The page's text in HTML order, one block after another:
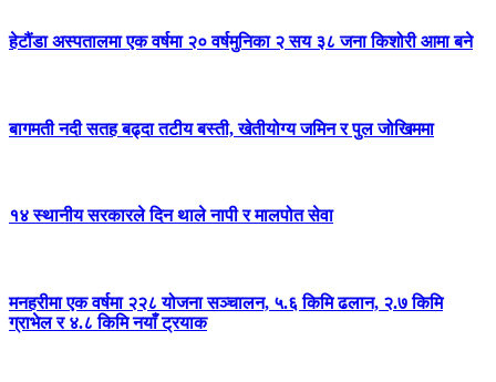
हेटौंडा अस्पतालमा एक वर्षमा २० वर्षमुनिका २ सय ३८ जना किशोरी आमा बने
बागमती नदी सतह बढ्दा तटीय बस्ती, खेतीयोग्य जमिन र पुल जोखिममा
१४ स्थानीय सरकारले दिन थाले नापी र मालपोत सेवा
मनहरीमा एक वर्षमा २२८ योजना सञ्चालन, ५.६ किमि ढलान, २.७ किमि
ग्राभेल र ४.८ किमि नयाँ ट्रयाक